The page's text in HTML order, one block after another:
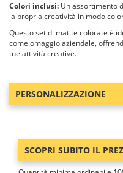
Colori inclusi: Un assortimento
la propria creatività in modo
Questo set di matite colorate è
come omaggio aziendale,
tue attività creative.
PERSONALIZZAZIONE
SCOPRI SUBITO IL